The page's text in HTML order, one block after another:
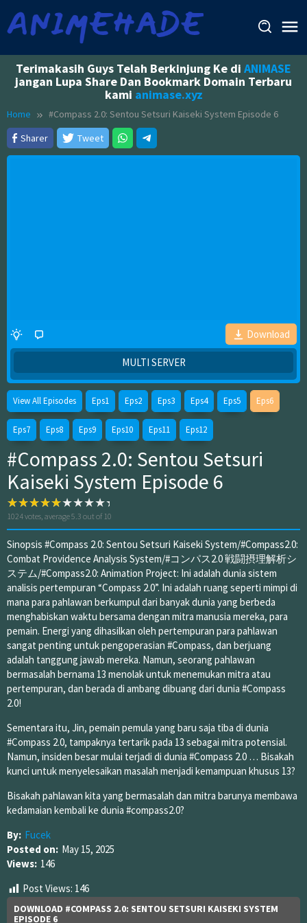
content
Terimakasih Guys Telah Berkinjung Ke di ANIMASE
jangan Lupa Share Dan Bookmark Domain Terbaru
kami animase.xyz
Home
#Compass 2.0: Sentou Setsuri Kaiseki System Episode 6
Sharer
Tweet
Download
MULTI SERVER
View All Episodes Eps1 Eps2 Eps3 Eps4 Eps5 Eps6
Eps7 Eps8 Eps9 Eps10 Eps11 Eps12
#Compass 2.0: Sentou Setsuri
Kaiseki System Episode 6
1024votes, average5.3 out of 10
Sinopsis #Compass 2.0: Sentou Setsuri Kaiseki System/#Compass2.0:
Combat Providence Analysis System/#コンパス2.0 戦闘摂理解析シ
ステム/#Compass2.0: Animation Project: Ini adalah dunia sistem
analisis pertempuran “Compass 2.0”. Ini adalah ruang seperti mimpi di
mana para pahlawan berkumpul dari banyak dunia yang berbeda
menghabiskan waktu bersama dengan mitra manusia mereka, para
pemain. Energi yang dihasilkan oleh pertempuran para pahlawan
sangat penting untuk pengoperasian #Compass, dan berjuang
adalah tanggung jawab mereka. Namun, seorang pahlawan
bermasalah bernama 13 menolak untuk menemukan mitra atau
pertempuran, dan berada di ambang dibuang dari dunia #Compass
2.0!
Sementara itu, Jin, pemain pemula yang baru saja tiba di dunia
#Compass 2.0, tampaknya tertarik pada 13 sebagai mitra potensial.
Namun, insiden besar mulai terjadi di dunia #Compass 2.0 … Bisakah
kunci untuk menyelesaikan masalah menjadi kemampuan khusus 13?
Bisakah pahlawan kita yang bermasalah dan mitra barunya membawa
kedamaian kembali ke dunia #compass2.0?
By: Fucek
Posted on: May 15, 2025
Views: 146
Post Views: 146
DOWNLOAD #COMPASS 2.0: SENTOU SETSURI KAISEKI SYSTEM
EPISODE 6